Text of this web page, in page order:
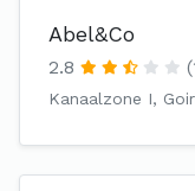
Abel&Co
2.8
Kanaalzone I,